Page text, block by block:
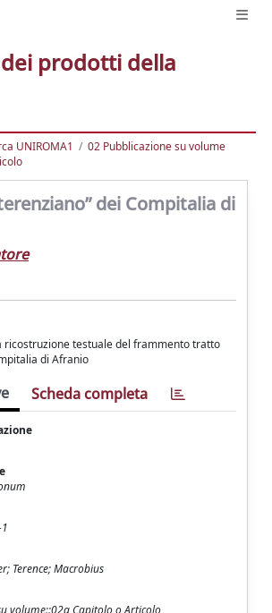
prodotti della
UNIROMA1
02 Pubblicazione su volume
dei Compitalia di
ricostruzione testuale del frammento tratto
di Afranio
Scheda completa
Terence; Macrobius
volume::02a Capitolo o Articolo